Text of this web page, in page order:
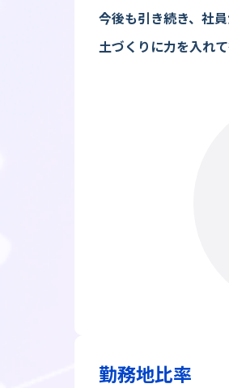
今後も引き続き、社
土づくりに力を入れて
勤務地比率